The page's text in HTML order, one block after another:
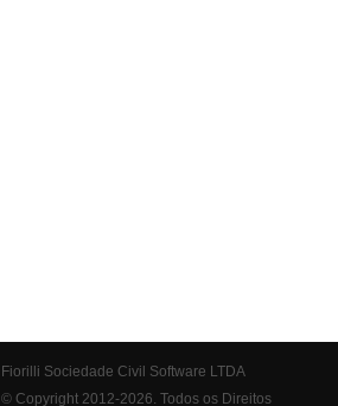
Fiorilli Sociedade Civil Software LTDA
© Copyright 2012-2026. Todos os Direitos